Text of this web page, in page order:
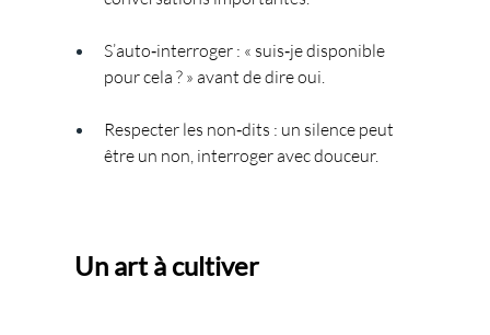
S’auto‑interroger : « suis‑je disponible
pour cela ? » avant de dire oui.
Respecter les non‑dits : un silence peut
être un non, interroger avec douceur.
Un art à cultiver